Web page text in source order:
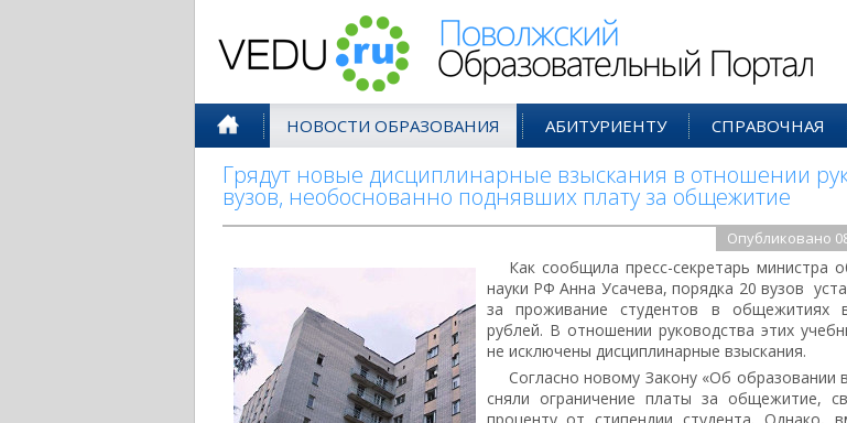
НОВОСТИ ОБРАЗОВАНИЯ АБИТУРИЕНТУ СПРАВОЧНАЯ
Грядут новые дисциплинарные взыскания в отношении
вузов, необоснованно поднявших плату за общежитие
Опубликовано
Как сообщила пресс-секретарь министра
науки РФ Анна Усачева, порядка 20 вузов
за проживание студентов в общежитиях
рублей. В отношении руководства этих
не исключены дисциплинарные взыскания.
Согласно новому Закону «Об образовании
сняли ограничение платы за общежитие,